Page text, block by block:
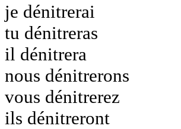
je dénitrerai
tu dénitreras
il dénitrera
nous dénitrerons
vous dénitrerez
ils dénitreront